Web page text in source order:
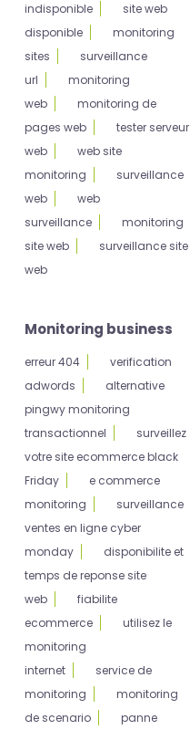
indisponible
site web
disponible
monitoring
sites
surveillance
url
monitoring
web
monitoring de
pages web
tester serveur
web
web site
monitoring
surveillance
web
web
surveillance
monitoring
site web
surveillance site
web
Monitoring business
erreur 404
verification
adwords
alternative
pingwy monitoring
transactionnel
surveillez
votre site ecommerce black
Friday
e commerce
monitoring
surveillance
ventes en ligne cyber
monday
disponibilite et
temps de reponse site
web
fiabilite
ecommerce
utilisez le
monitoring
internet
service de
monitoring
monitoring
de scenario
panne